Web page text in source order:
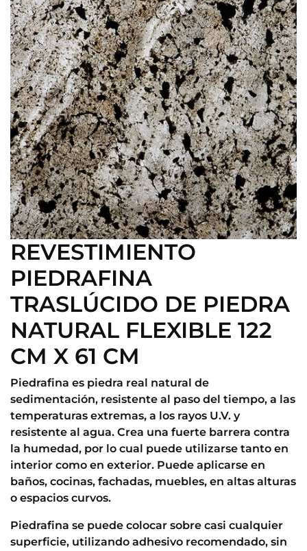
REVESTIMIENTO
PIEDRAFINA
TRASLÚCIDO DE PIEDRA
NATURAL FLEXIBLE 122
CM X 61 CM
Piedrafina es piedra real natural de
sedimentación, resistente al paso del tiempo, a las
temperaturas extremas, a los rayos U.V. y
resistente al agua. Crea una fuerte barrera contra
la humedad, por lo cual puede utilizarse tanto en
interior como en exterior. Puede aplicarse en
baños, cocinas, fachadas, muebles, en altas alturas
o espacios curvos.
Piedrafina se puede colocar sobre casi cualquier
superficie, utilizando adhesivo recomendado, sin